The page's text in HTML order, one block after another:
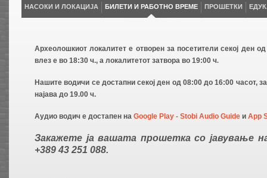
НАСОКИ И ЛОКАЦИЈА БИЛЕТИ И РАБОТНО ВРЕМЕ ПРОШЕТКИ
Археолошкиот локалитет е отворен за посетители секој ден
влез е во 18:30 ч., а локалитетот затвора во 19:00 ч.
Нашите водичи се достапни секој ден од 08:00 до 16:00 часот,
најава до 19.00 ч.
Аудио водич е достапен на Google Play - Stobi Audio Guide и App
Закажете ја вашата прошетка со јавување
+389 43 251 088.